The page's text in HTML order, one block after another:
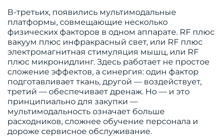
В-третьих, появились мультимодальные
платформы, совмещающие несколько
физических факторов в одном аппарате. RF плюс
вакуум плюс инфракрасный свет, или RF плюс
электромагнитная стимуляция мышц, или RF
плюс микронидлинг. Здесь работает не простое
сложение эффектов, а синергия: один фактор
подготавливает ткань, другой — воздействует,
третий — обеспечивает дренаж. Но — и это
принципиально для закупки —
мультимодальность означает больше
расходников, сложнее обучение персонала и
дороже сервисное обслуживание.